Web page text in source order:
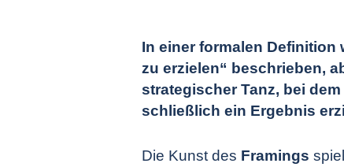
In einer formalen Definition
zu erzielen“ beschrieben,
strategischer Tanz, bei
schließlich ein Ergebnis
Die Kunst des Framings